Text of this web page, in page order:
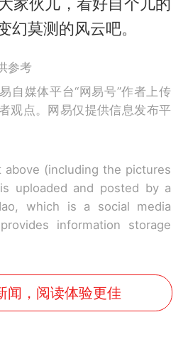
幻莫测的风云吧。
参考
自媒体平台“网易号”作者上传
观点。网易仅提供信息发布平
(including the pictures
uploaded and posted by a
which is a social media
information storage
闻，阅读体验更佳